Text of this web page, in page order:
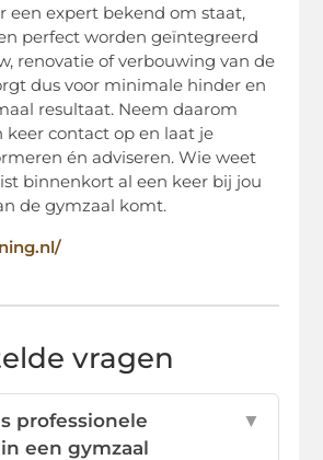
een expert bekend om staat,
perfect worden geïntegreerd
renovatie of verbouwing van de
dus voor minimale hinder en
resultaat. Neem daarom
keer contact op en laat je
én adviseren. Wie weet
binnenkort al een keer bij jou
de gymzaal komt.
vragen
professionele
een gymzaal
▼